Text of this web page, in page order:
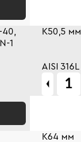
1
К50,5 мм
AISI 316L
К64 мм